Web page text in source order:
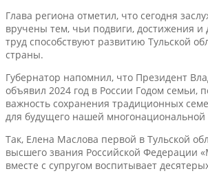
Глава региона отметил, что сегодня
вручены тем, чьи подвиги, достижения и
труд способствуют развитию Тульской
страны.
Губернатор напомнил, что Президент
объявил 2024 год в России Годом семьи,
важность сохранения традиционных
для будущего нашей многонациональной
Так, Елена Маслова первой в Тульской
высшего звания Российской Федерации
вместе с супругом воспитывает